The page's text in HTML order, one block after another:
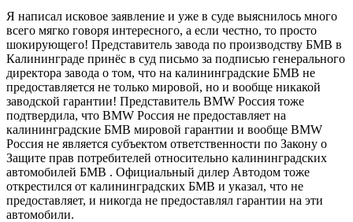
Я написал исковое заявление и уже в суде выяснилось много
всего мягко говоря интересного, а если честно, то просто
шокирующего! Представитель завода по производству БМВ в
Калининграде принёс в суд письмо за подписью генерального
директора завода о том, что на калининградские БМВ не
предоставляется не только мировой, но и вообще никакой
заводской гарантии! Представитель BMW Россия тоже
подтвердила, что BMW Россия не предоставляет на
калининградские БМВ мировой гарантии и вообще BMW
Россия не является субъектом ответственности по Закону о
Защите прав потребителей относительно калининградских
автомобилей БМВ . Официальный дилер Автодом тоже
открестился от калининградских БМВ и указал, что не
предоставляет, и никогда не предоставлял гарантии на эти
автомобили.